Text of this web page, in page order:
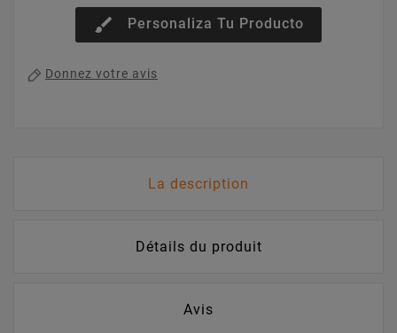
brush Personaliza Tu Producto
Donnez votre avis
La description
Détails du produit
Avis